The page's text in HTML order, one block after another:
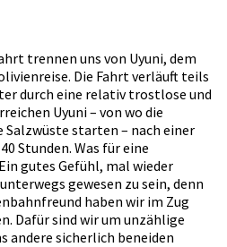
trennen uns von Uyuni, dem
Die Fahrt verläuft teils
durch eine relativ trostlose und
Uyuni – von wo die
starten – nach einer
Stunden. Was für eine
gutes Gefühl, mal wieder
gewesen zu sein, denn
haben wir im Zug
Dafür sind wir um unzählige
andere sicherlich beneiden